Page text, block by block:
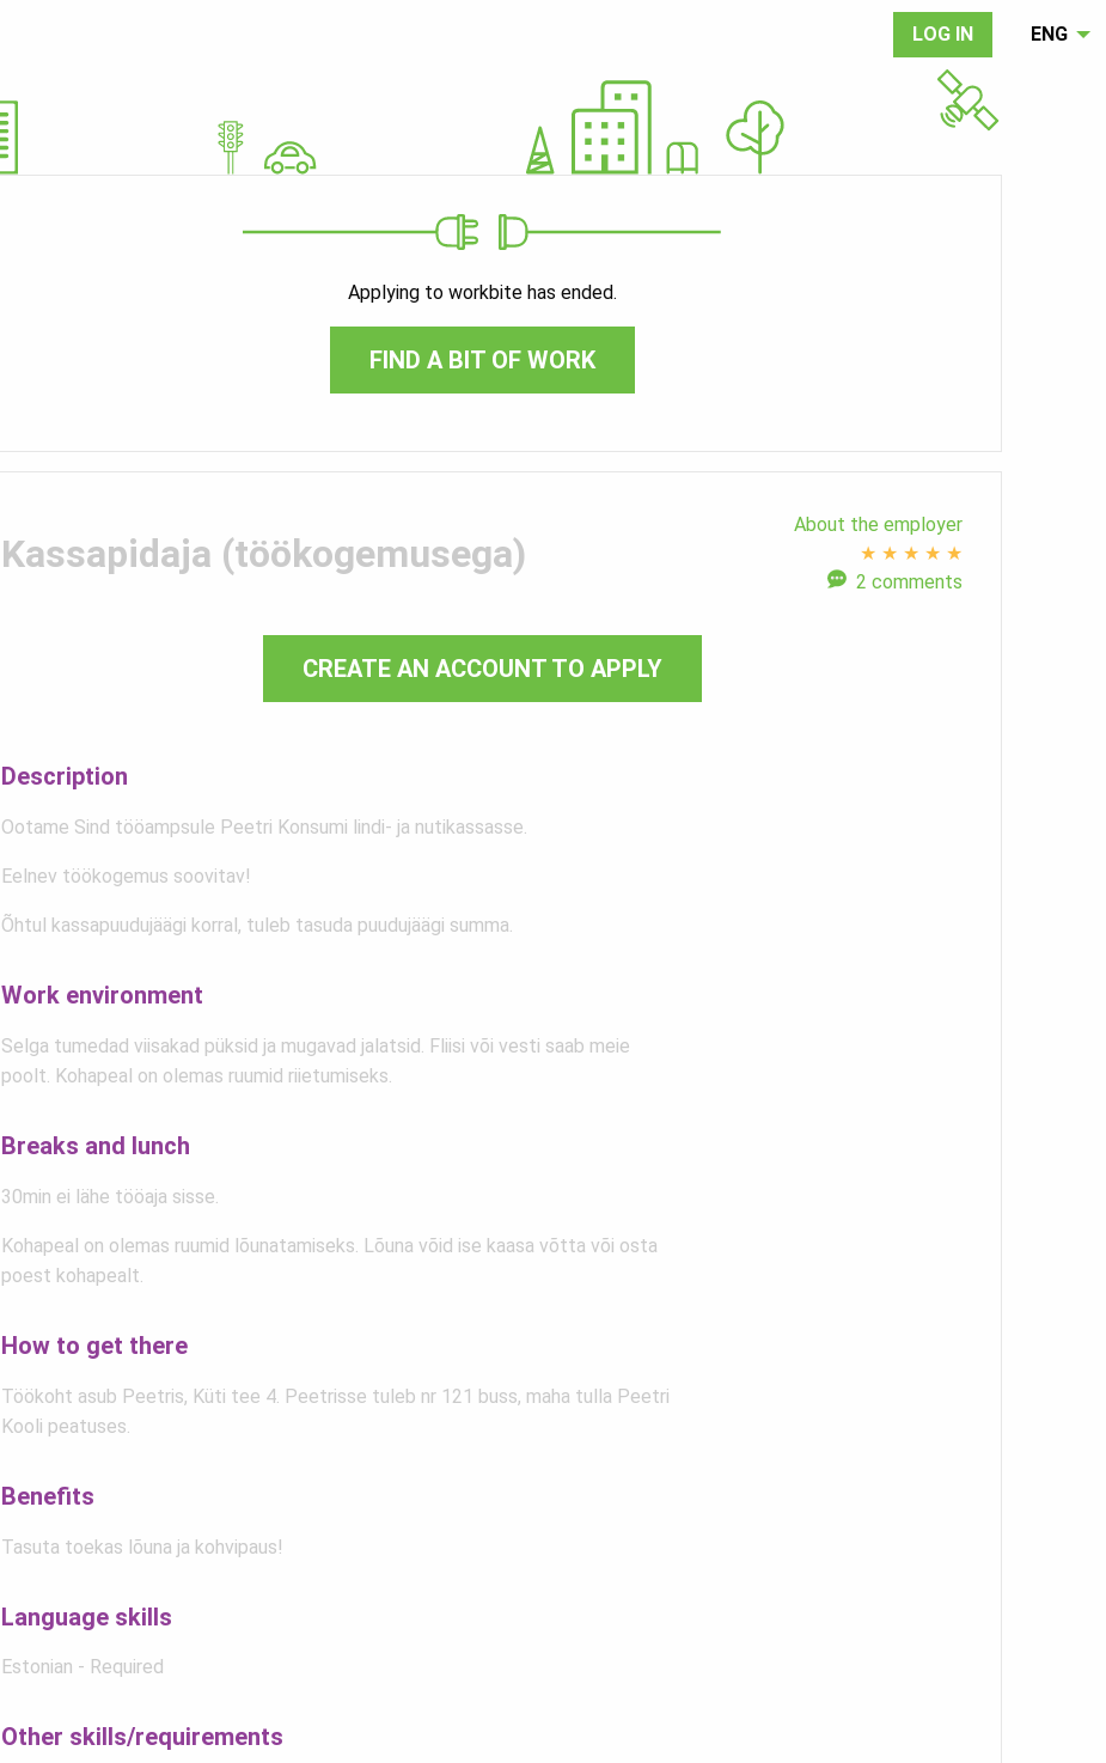
LOG IN ENG
Applying to workbite has ended.
FIND A BIT OF WORK
Kassapidaja (töökogemusega)
About the employer
★ ★ ★ ★ ★
2 comments
CREATE AN ACCOUNT TO APPLY
Description
Ootame Sind tööampsule Peetri Konsumi lindi- ja nutikassasse.
Eelnev töökogemus soovitav!
Õhtul kassapuudujäägi korral, tuleb tasuda puudujäägi summa.
Work environment
Selga tumedad viisakad püksid ja mugavad jalatsid. Fliisi või vesti saab meie
poolt. Kohapeal on olemas ruumid riietumiseks.
Breaks and lunch
30min ei lähe tööaja sisse.
Kohapeal on olemas ruumid lõunatamiseks. Lõuna võid ise kaasa võtta või osta
poest kohapealt.
How to get there
Töökoht asub Peetris, Küti tee 4. Peetrisse tuleb nr 121 buss, maha tulla Peetri
Kooli peatuses.
Benefits
Tasuta toekas lõuna ja kohvipaus!
Language skills
Estonian - Required
Other skills/requirements